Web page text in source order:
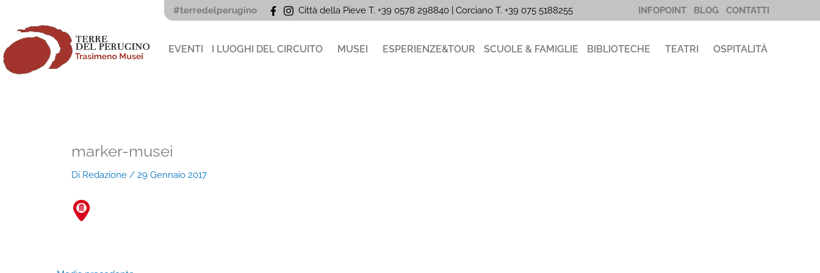
contenuto
#terredelperugino Città della Pieve T. +39 0578 298840 | Corciano T. +39 075 5188255 INFOPOINT BLOG CONTATTI
EVENTI I LUOGHI DEL CIRCUITO MUSEI ESPERIENZE&TOUR SCUOLE & FAMIGLIE BIBLIOTECHE TEATRI OSPITALITÀ
marker-musei
Di Redazione / 29 Gennaio 2017